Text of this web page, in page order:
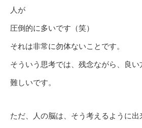
人が
圧倒的に多いです（笑）
それは非常に勿体ないことです。
そういう思考では、残念ながら、良
難しいです。
ただ、人の脳は、そう考えるように